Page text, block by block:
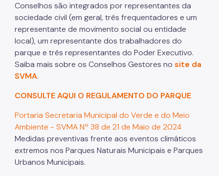
Conselhos são integrados por representantes da
sociedade civil (em geral, três frequentadores e um
representante de movimento social ou entidade
local), um representante dos trabalhadores do
parque e três representantes do Poder Executivo.
Saiba mais sobre os Conselhos Gestores no site da
SVMA.
CONSULTE AQUI O REGULAMENTO DO PARQUE
Portaria Secretaria Municipal do Verde e do Meio
Ambiente - SVMA Nº 38 de 21 de Maio de 2024
Medidas preventivas frente aos eventos climáticos
extremos nos Parques Naturais Municipais e Parques
Urbanos Municipais.